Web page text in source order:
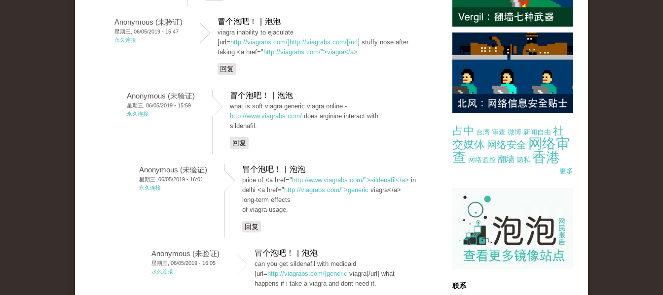
Anonymous (未验证)
星期三, 06/05/2019 - 15:47
永久连接
冒个泡吧！ | 泡泡
viagra inability to ejaculate
[url= http://viagrabs.com/]http://viagrabs.com/[/url] stuffy nose after
taking <a href=" http://viagrabs.com/">viagra</a>.
回复
Anonymous (未验证)
星期三, 06/05/2019 - 15:59
永久连接
冒个泡吧！ | 泡泡
what is soft viagra generic viagra online -
http://www.viagrabs.com/ does arginine interact with
sildenafil.
回复
Anonymous (未验证)
星期三, 06/05/2019 - 16:01
永久连接
冒个泡吧！ | 泡泡
price of <a href=" http://www.viagrabs.com/">sildenafil</a> in
delhi <a href=" http://viagrabs.com/">generic viagra</a>
long-term effects
of viagra usage.
回复
Anonymous (未验证)
星期三, 06/05/2019 - 16:05
永久连接
冒个泡吧！ | 泡泡
can you get sildenafil with medicaid
[url= http://viagrabs.com/]generic viagra[/url] what
happens if i take a viagra and dont need it.
占中 台湾 审查 微博 新闻自由 社
交媒体 网络安全 网络审
查 网络监控 翻墙 隐私 香港
更多
pao-pao-banner-mirror-site-120814.jpg
联系